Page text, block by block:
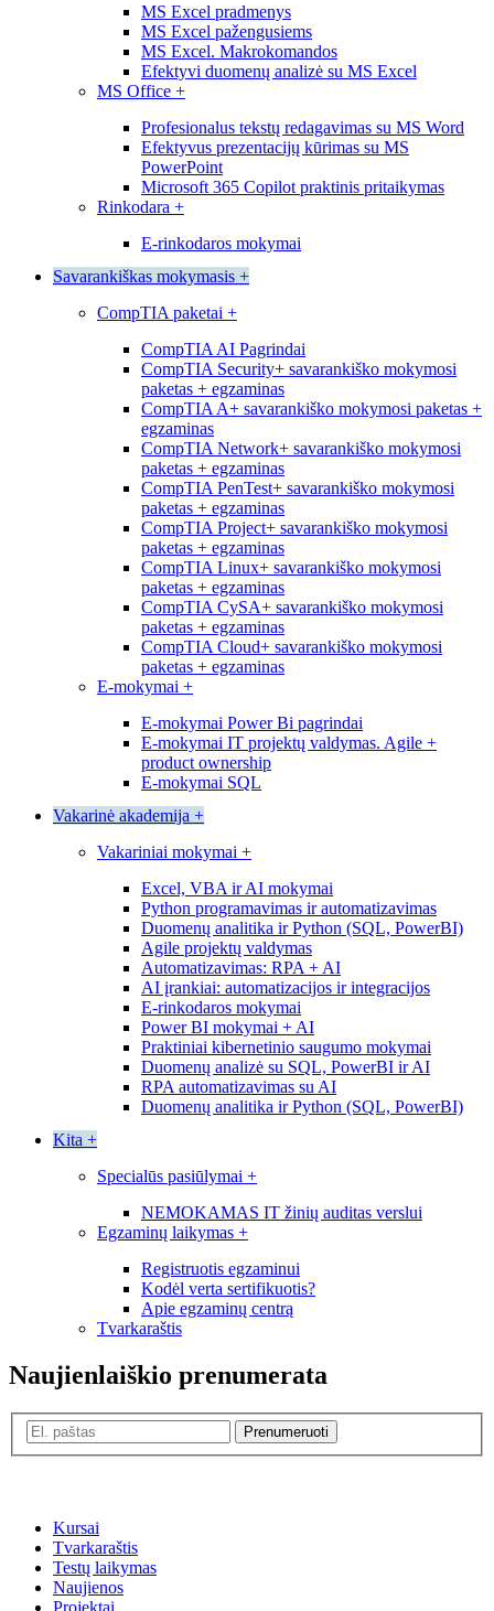
MS Excel pradmenys
MS Excel pažengusiems
MS Excel. Makrokomandos
Efektyvi duomenų analizė su MS Excel
MS Office +
Profesionalus tekstų redagavimas su MS Word
Efektyvus prezentacijų kūrimas su MS
PowerPoint
Microsoft 365 Copilot praktinis pritaikymas
Rinkodara +
E-rinkodaros mokymai
Savarankiškas mokymasis +
CompTIA paketai +
CompTIA AI Pagrindai
CompTIA Security+ savarankiško mokymosi
paketas + egzaminas
CompTIA A+ savarankiško mokymosi paketas +
egzaminas
CompTIA Network+ savarankiško mokymosi
paketas + egzaminas
CompTIA PenTest+ savarankiško mokymosi
paketas + egzaminas
CompTIA Project+ savarankiško mokymosi
paketas + egzaminas
CompTIA Linux+ savarankiško mokymosi
paketas + egzaminas
CompTIA CySA+ savarankiško mokymosi
paketas + egzaminas
CompTIA Cloud+ savarankiško mokymosi
paketas + egzaminas
E-mokymai +
E-mokymai Power Bi pagrindai
E-mokymai IT projektų valdymas. Agile +
product ownership
E-mokymai SQL
Vakarinė akademija +
Vakariniai mokymai +
Excel, VBA ir AI mokymai
Python programavimas ir automatizavimas
Duomenų analitika ir Python (SQL, PowerBI)
Agile projektų valdymas
Automatizavimas: RPA + AI
AI įrankiai: automatizacijos ir integracijos
E-rinkodaros mokymai
Power BI mokymai + AI
Praktiniai kibernetinio saugumo mokymai
Duomenų analizė su SQL, PowerBI ir AI
RPA automatizavimas su AI
Duomenų analitika ir Python (SQL, PowerBI)
Kita +
Specialūs pasiūlymai +
NEMOKAMAS IT žinių auditas verslui
Egzaminų laikymas +
Registruotis egzaminui
Kodėl verta sertifikuotis?
Apie egzaminų centrą
Tvarkaraštis
Naujienlaiškio prenumerata
Prenumeruoti
Kursai
Tvarkaraštis
Testų laikymas
Naujienos